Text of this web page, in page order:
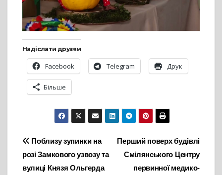
Надіслати друзям
Facebook Telegram Друк
Більше
Навігація
записів
Перший поверх будівлі
Смілянського Центру
первинної медико-
Поблизу зупинки на
розі Замкового узвозу та
вулиці Князя Ольгерда